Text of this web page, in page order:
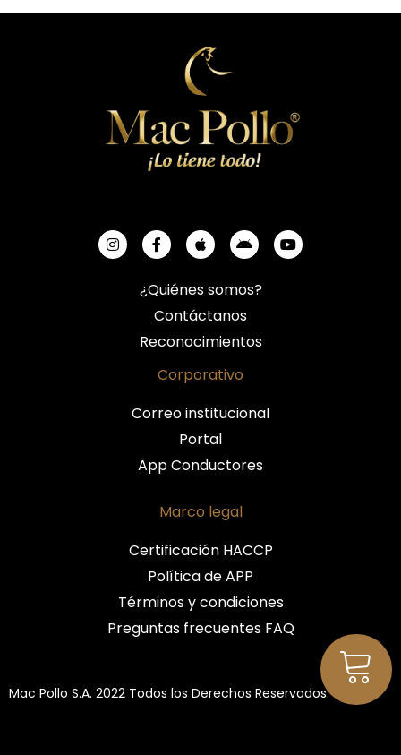
¿Quiénes somos?
Contáctanos
Reconocimientos
Corporativo
Correo institucional
Portal
App Conductores
Marco legal
Certificación HACCP
Política de APP
Términos y condiciones
Preguntas frecuentes FAQ
Mac Pollo S.A. 2022 Todos los Derechos Reservados.